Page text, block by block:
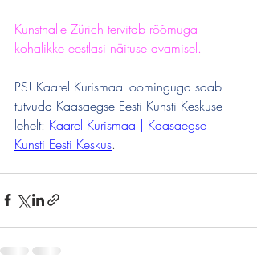
Kunsthalle Zürich tervitab rõõmuga
kohalikke eestlasi näituse avamisel.
PS! Kaarel Kurismaa loominguga saab
tutvuda Kaasaegse Eesti Kunsti Keskuse
lehelt: Kaarel Kurismaa | Kaasaegse
Kunsti Eesti Keskus.